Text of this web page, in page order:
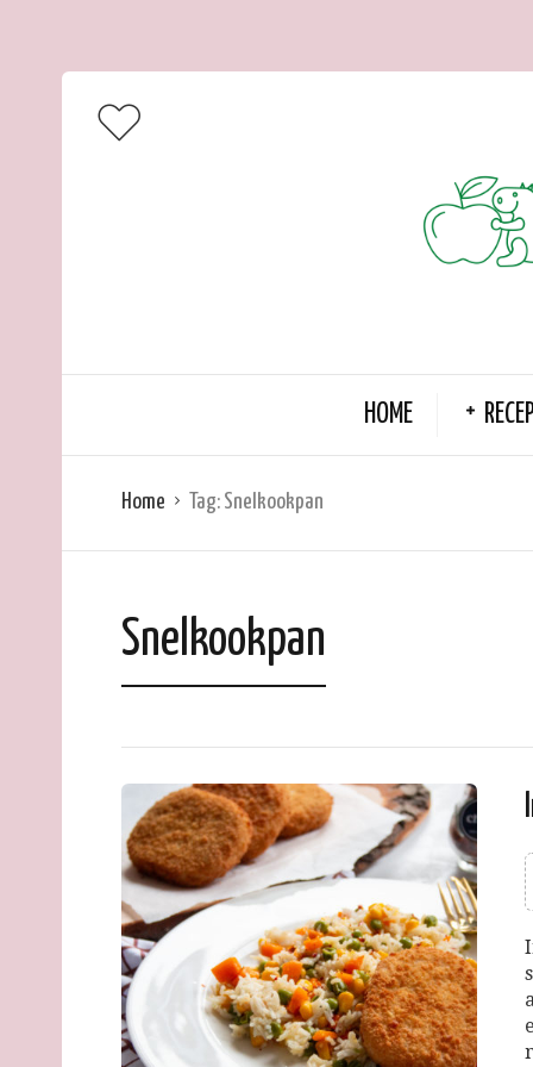
HOME
Home Tag: Snelkookpan
Snelkookpan